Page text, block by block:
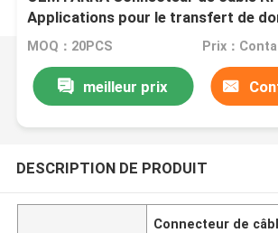
Applications pour le transfert de
transparents
MOQ：20PCS Prix：
meilleur prix
DESCRIPTION DE PRODUIT
Connecteur de